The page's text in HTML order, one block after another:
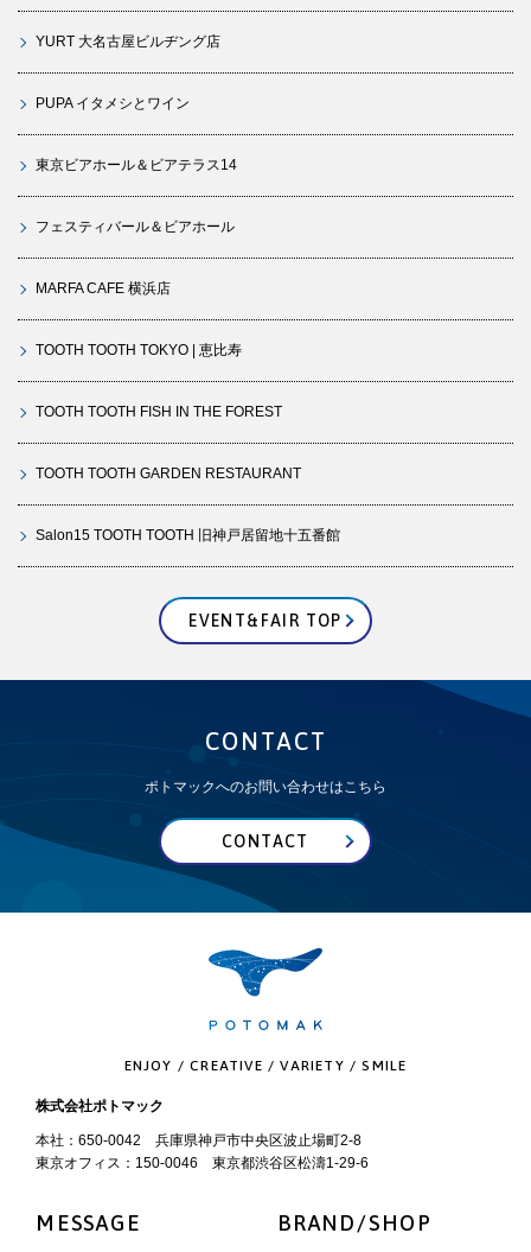
YURT 大名古屋ビルヂング店
PUPA イタメシとワイン
東京ビアホール＆ビアテラス14
フェスティバール＆ビアホール
MARFA CAFE 横浜店
TOOTH TOOTH TOKYO | 恵比寿
TOOTH TOOTH FISH IN THE FOREST
TOOTH TOOTH GARDEN RESTAURANT
Salon15 TOOTH TOOTH 旧神戸居留地十五番館
EVENT&FAIR TOP
CONTACT
ポトマックへのお問い合わせはこちら
CONTACT
ENJOY / CREATIVE / VARIETY / SMILE
株式会社ポトマック
本社：650-0042 兵庫県神戸市中央区波止場町2-8
東京オフィス：150-0046 東京都渋谷区松濤1-29-6
MESSAGE BRAND/SHOP